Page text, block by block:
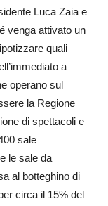
Luca Zaia e
venga attivato un
quali
a
operano sul
la Regione
di spettacoli e
sale
le sale da
al botteghino di
circa il 15% del